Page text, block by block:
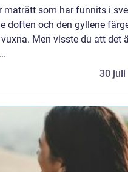
maträtt som har funnits i
doften och den gyllene
Men visste du att det
30 juli